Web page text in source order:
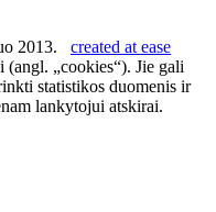
2013. created at ease
(angl. „cookies“). Jie gali
statistikos duomenis ir
lankytojui atskirai.